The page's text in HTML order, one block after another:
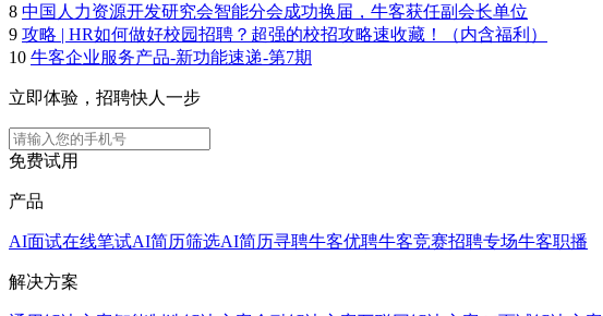
8 中国人力资源开发研究会智能分会成功换届，牛客获任副会长单位
9 攻略 | HR如何做好校园招聘？超强的校招攻略速收藏！（内含福利）
10 牛客企业服务产品-新功能速递-第7期
立即体验，招聘快人一步
免费试用
产品
AI面试在线笔试AI简历筛选AI简历寻聘牛客优聘牛客竞赛招聘专场牛客职播
解决方案